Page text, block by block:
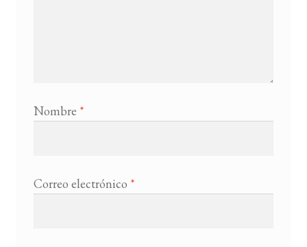
Nombre *
Correo electrónico *